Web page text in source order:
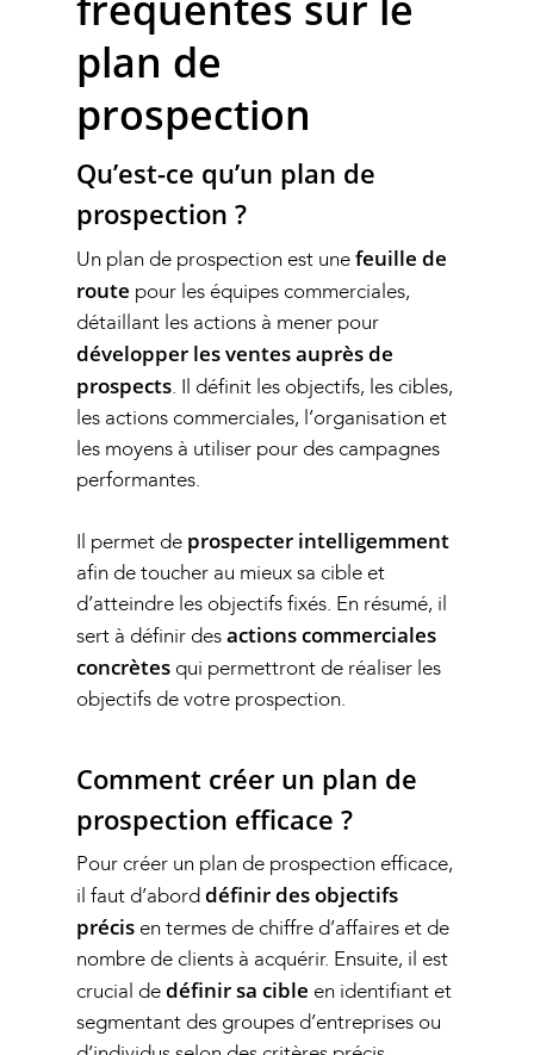
plan de
prospection
Qu’est-ce qu’un plan de
prospection ?
Un plan de prospection est unefeuille de
route pour les équipes commerciales,
détaillant les actions à mener pour
développer les ventes auprès de
prospects. Il définit les objectifs, les cibles,
les actions commerciales, l’organisation et
les moyens à utiliser pour des campagnes
performantes.
Il permet de prospecter intelligemment
afin de toucher au mieux sa cible et
d’atteindre les objectifs fixés. En résumé, il
sert à définir desactions commerciales
concrètes qui permettront de réaliser les
objectifs de votre prospection.
Comment créer un plan de
prospection efficace ?
Pour créer un plan de prospection efficace,
il faut d’aborddéfinir des objectifs
précis en termes de chiffre d’affaires et de
nombre de clients à acquérir. Ensuite, il est
crucial dedéfinir sa cible en identifiant et
segmentant des groupes d’entreprises ou